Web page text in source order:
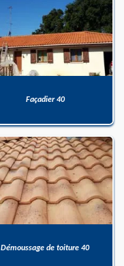
Façadier 40
Démoussage de toiture 40